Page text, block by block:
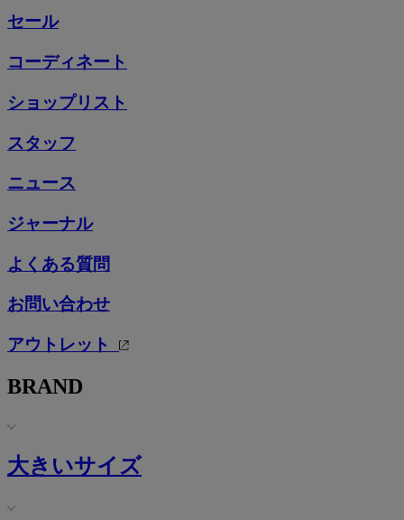
セール
コーディネート
ショップリスト
スタッフ
ニュース
ジャーナル
よくある質問
お問い合わせ
アウトレット
BRAND
大きいサイズ